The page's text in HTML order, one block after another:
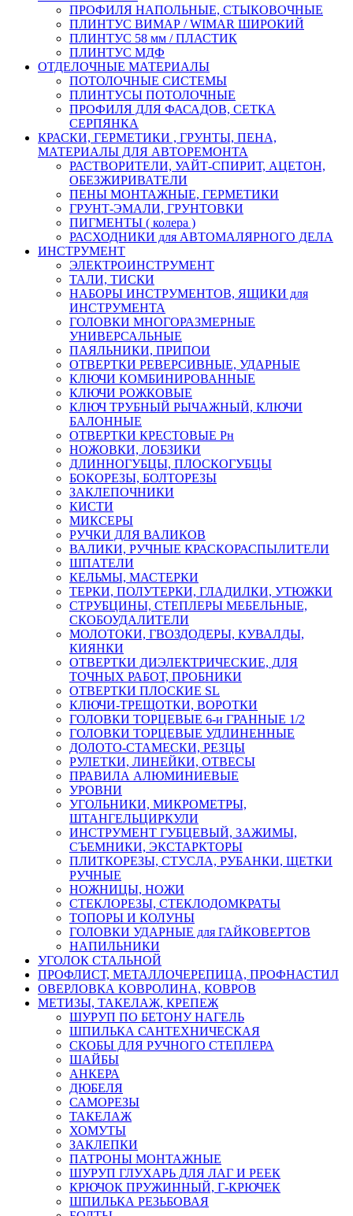
ПРОФИЛЯ НАПОЛЬНЫЕ, СТЫКОВОЧНЫЕ
ПЛИНТУС ВИМАР / WIMAR ШИРОКИЙ
ПЛИНТУС 58 мм / ПЛАСТИК
ПЛИНТУС МДФ
ОТДЕЛОЧНЫЕ МАТЕРИАЛЫ
ПОТОЛОЧНЫЕ СИСТЕМЫ
ПЛИНТУСЫ ПОТОЛОЧНЫЕ
ПРОФИЛЯ ДЛЯ ФАСАДОВ, СЕТКА
СЕРПЯНКА
КРАСКИ, ГЕРМЕТИКИ , ГРУНТЫ, ПЕНА,
МАТЕРИАЛЫ ДЛЯ АВТОРЕМОНТА
РАСТВОРИТЕЛИ, УАЙТ-СПИРИТ, АЦЕТОН,
ОБЕЗЖИРИВАТЕЛИ
ПЕНЫ МОНТАЖНЫЕ, ГЕРМЕТИКИ
ГРУНТ-ЭМАЛИ, ГРУНТОВКИ
ПИГМЕНТЫ ( колера )
РАСХОДНИКИ для АВТОМАЛЯРНОГО ДЕЛА
ИНСТРУМЕНТ
ЭЛЕКТРОИНСТРУМЕНТ
ТАЛИ, ТИСКИ
НАБОРЫ ИНСТРУМЕНТОВ, ЯЩИКИ для
ИНСТРУМЕНТА
ГОЛОВКИ МНОГОРАЗМЕРНЫЕ
УНИВЕРСАЛЬНЫЕ
ПАЯЛЬНИКИ, ПРИПОИ
ОТВЕРТКИ РЕВЕРСИВНЫЕ, УДАРНЫЕ
КЛЮЧИ КОМБИНИРОВАННЫЕ
КЛЮЧИ РОЖКОВЫЕ
КЛЮЧ ТРУБНЫЙ РЫЧАЖНЫЙ, КЛЮЧИ
БАЛОННЫЕ
ОТВЕРТКИ КРЕСТОВЫЕ Рн
НОЖОВКИ, ЛОБЗИКИ
ДЛИННОГУБЦЫ, ПЛОСКОГУБЦЫ
БОКОРЕЗЫ, БОЛТОРЕЗЫ
ЗАКЛЕПОЧНИКИ
КИСТИ
МИКСЕРЫ
РУЧКИ ДЛЯ ВАЛИКОВ
ВАЛИКИ, РУЧНЫЕ КРАСКОРАСПЫЛИТЕЛИ
ШПАТЕЛИ
КЕЛЬМЫ, МАСТЕРКИ
ТЕРКИ, ПОЛУТЕРКИ, ГЛАДИЛКИ, УТЮЖКИ
СТРУБЦИНЫ, СТЕПЛЕРЫ МЕБЕЛЬНЫЕ,
СКОБОУДАЛИТЕЛИ
МОЛОТОКИ, ГВОЗДОДЕРЫ, КУВАЛДЫ,
КИЯНКИ
ОТВЕРТКИ ДИЭЛЕКТРИЧЕСКИЕ, ДЛЯ
ТОЧНЫХ РАБОТ, ПРОБНИКИ
ОТВЕРТКИ ПЛОСКИЕ SL
КЛЮЧИ-ТРЕЩОТКИ, ВОРОТКИ
ГОЛОВКИ ТОРЦЕВЫЕ 6-и ГРАННЫЕ 1/2
ГОЛОВКИ ТОРЦЕВЫЕ УДЛИНЕННЫЕ
ДОЛОТО-СТАМЕСКИ, РЕЗЦЫ
РУЛЕТКИ, ЛИНЕЙКИ, ОТВЕСЫ
ПРАВИЛА АЛЮМИНИЕВЫЕ
УРОВНИ
УГОЛЬНИКИ, МИКРОМЕТРЫ,
ШТАНГЕЛЬЦИРКУЛИ
ИНСТРУМЕНТ ГУБЦЕВЫЙ, ЗАЖИМЫ,
СЪЕМНИКИ, ЭКСТАРКТОРЫ
ПЛИТКОРЕЗЫ, СТУСЛА, РУБАНКИ, ЩЕТКИ
РУЧНЫЕ
НОЖНИЦЫ, НОЖИ
СТЕКЛОРЕЗЫ, СТЕКЛОДОМКРАТЫ
ТОПОРЫ И КОЛУНЫ
ГОЛОВКИ УДАРНЫЕ для ГАЙКОВЕРТОВ
НАПИЛЬНИКИ
УГОЛОК СТАЛЬНОЙ
ПРОФЛИСТ, МЕТАЛЛОЧЕРЕПИЦА, ПРОФНАСТИЛ
ОВЕРЛОВКА КОВРОЛИНА, КОВРОВ
МЕТИЗЫ, ТАКЕЛАЖ, КРЕПЕЖ
ШУРУП ПО БЕТОНУ НАГЕЛЬ
ШПИЛЬКА САНТЕХНИЧЕСКАЯ
СКОБЫ ДЛЯ РУЧНОГО СТЕПЛЕРА
ШАЙБЫ
АНКЕРА
ДЮБЕЛЯ
САМОРЕЗЫ
ТАКЕЛАЖ
ХОМУТЫ
ЗАКЛЕПКИ
ПАТРОНЫ МОНТАЖНЫЕ
ШУРУП ГЛУХАРЬ ДЛЯ ЛАГ И РЕЕК
КРЮЧОК ПРУЖИННЫЙ, Г-КРЮЧЕК
ШПИЛЬКА РЕЗЬБОВАЯ